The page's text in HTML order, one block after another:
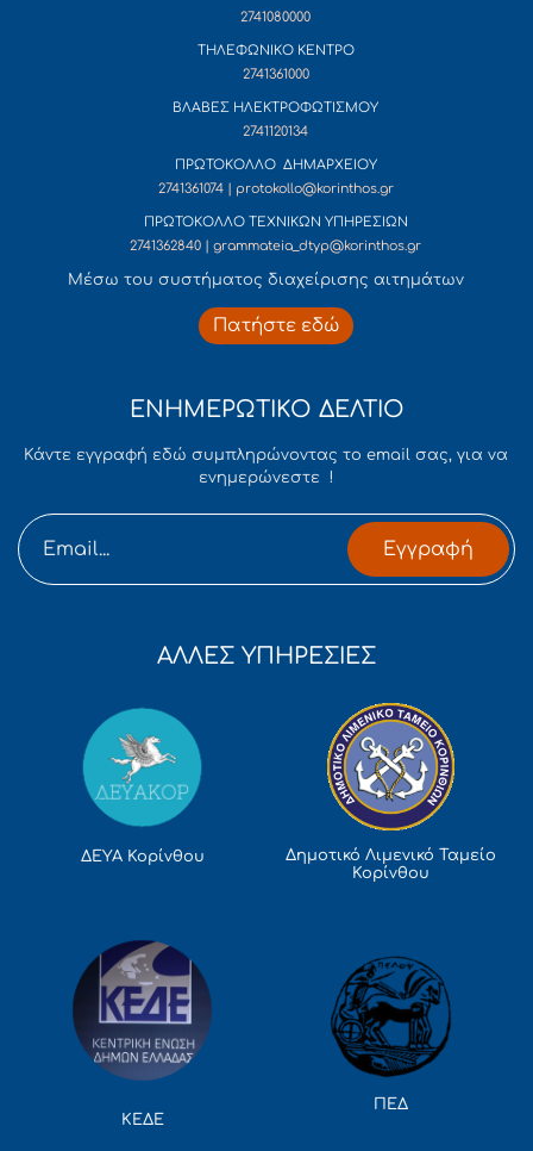
2741080000
ΤΗΛΕΦΩΝΙΚΟ ΚΕΝΤΡΟ
2741361000
ΒΛΑΒΕΣ ΗΛΕΚΤΡΟΦΩΤΙΣΜΟΥ
2741120134
ΠΡΩΤΟΚΟΛΛΟ ΔΗΜΑΡΧΕΙΟΥ
2741361074 | protokollo@korinthos.gr
ΠΡΩΤΟΚΟΛΛΟ ΤΕΧΝΙΚΩΝ ΥΠΗΡΕΣΙΩΝ
2741362840 | grammateia_dtyp@korinthos.gr
Mέσω του συστήματος διαχείρισης αιτημάτων
Πατήστε εδώ
ΕΝΗΜΕΡΩΤΙΚΟ ΔΕΛΤΙΟ
Κάντε εγγραφή εδώ συμπληρώνοντας το email σας, για να
ενημερώνεστε !
Εγγραφή
ΑΛΛΕΣ ΥΠΗΡΕΣΙΕΣ
ΔΕΥΑ Κορίνθου
Δημοτικό Λιμενικό Ταμείο
Κορίνθου
ΚΕΔΕ
ΠΕΔ